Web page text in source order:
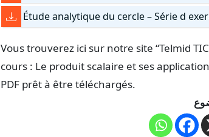
Étude analytique du cercle – Série d
Vous trouverez ici sur notre site “Telmid
cours : Le produit scalaire et ses
PDF prêt à être téléchargés.